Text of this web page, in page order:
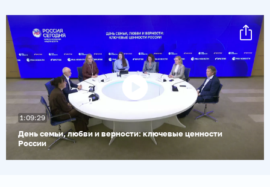
Воспроизвести
видео
День семьи, любви и верности: ключевые ценности
России
1:09:29